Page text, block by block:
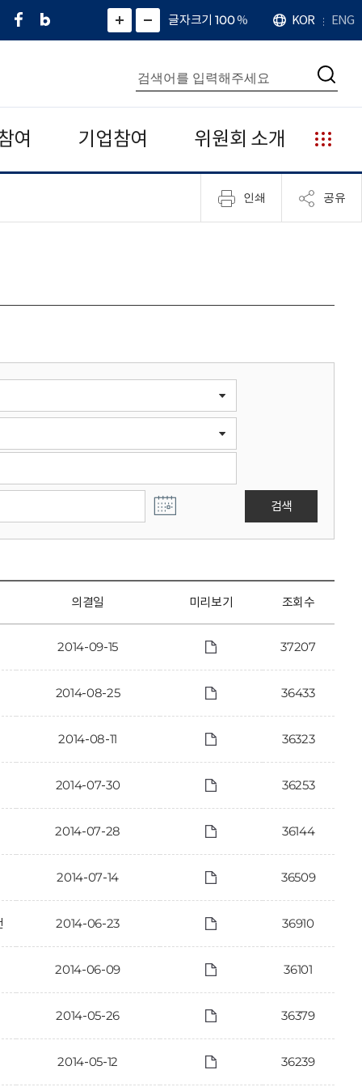
페
네
그
)
화
면
면
소
확
대
치
글자크기 100%
언
어
KOR ENG
통
합
검
색
검
여 기업참여 위원회 소개
누
리
집
안
인쇄 공유
검색
의결일 미리보기 조회수
2014-09-15 37207
2014-08-25 36433
2014-08-11 36323
2014-07-30 36253
2014-07-28 36144
2014-07-14 36509
2014-06-23 36910
2014-06-09 36101
2014-05-26 36379
2014-05-12 36239